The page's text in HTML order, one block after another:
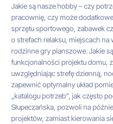
Jakie są nasze hobby – czy
pracownię, czy może
sprzętu sportowego, zabawek
o strefach relaksu, miejscach
rodzinne gry planszowe. Jakie
funkcjonalności projektu domu,
uwzględniając strefę dzienną,
zapewnić optymalny układ
„katalogu potrzeb”, jak często
Słupeczańska, pozwoli na
projektów, zamiast kierowania